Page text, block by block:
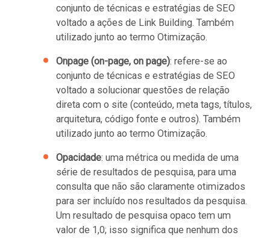
conjunto de técnicas e estratégias de SEO
voltado a ações de Link Building. Também
utilizado junto ao termo Otimização.
Onpage (on-page, on page): refere-se ao
conjunto de técnicas e estratégias de SEO
voltado a solucionar questões de relação
direta com o site (conteúdo, meta tags, títulos,
arquitetura, código fonte e outros). Também
utilizado junto ao termo Otimização.
Opacidade: uma métrica ou medida de uma
série de resultados de pesquisa, para uma
consulta que não são claramente otimizados
para ser incluído nos resultados da pesquisa.
Um resultado de pesquisa opaco tem um
valor de 1,0; isso significa que nenhum dos